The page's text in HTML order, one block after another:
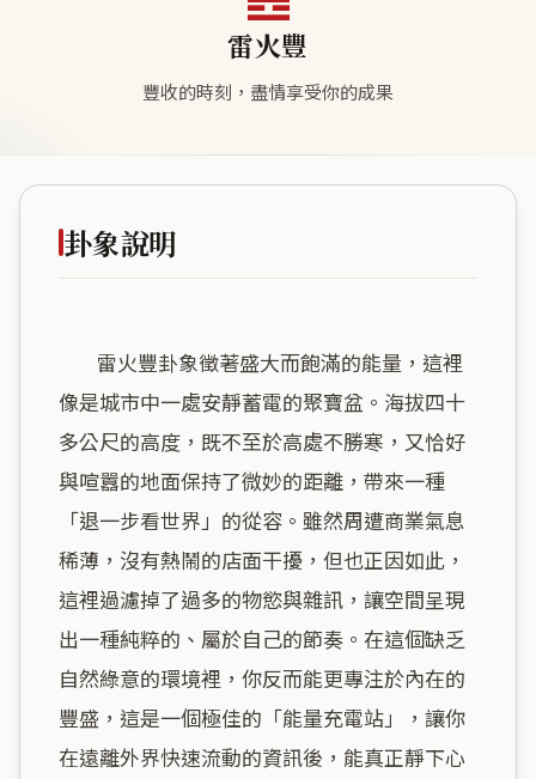
雷火豐
豐收的時刻，盡情享受你的成果
卦象說明
像是城市中一處安靜蓄電的聚寶盆。海拔四十
多公尺的高度，既不至於高處不勝寒，又恰好
與喧囂的地面保持了微妙的距離，帶來一種
「退一步看世界」的從容。雖然周遭商業氣息
稀薄，沒有熱鬧的店面干擾，但也正因如此，
這裡過濾掉了過多的物慾與雜訊，讓空間呈現
出一種純粹的、屬於自己的節奏。在這個缺乏
自然綠意的環境裡，你反而能更專注於內在的
豐盛，這是一個極佳的「能量充電站」，讓你
在遠離外界快速流動的資訊後，能真正靜下心